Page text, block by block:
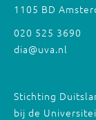
1105 BD
020 525 3690
dia@uva.nl
Stichting
bij de